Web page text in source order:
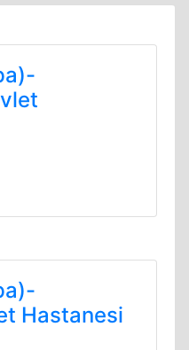
Hastanesi